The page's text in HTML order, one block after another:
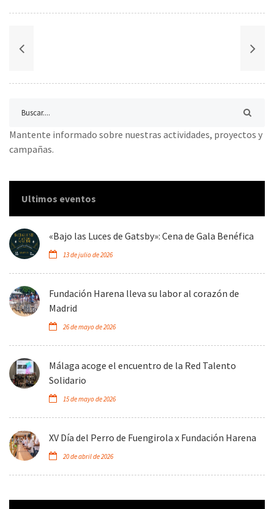
Mantente informado sobre nuestras actividades, proyectos y
campañas.
Ultimos eventos
«Bajo las Luces de Gatsby»: Cena de Gala Benéfica
13 de julio de 2026
Fundación Harena lleva su labor al corazón de
Madrid
26 de mayo de 2026
Málaga acoge el encuentro de la Red Talento
Solidario
15 de mayo de 2026
XV Día del Perro de Fuengirola x Fundación Harena
20 de abril de 2026